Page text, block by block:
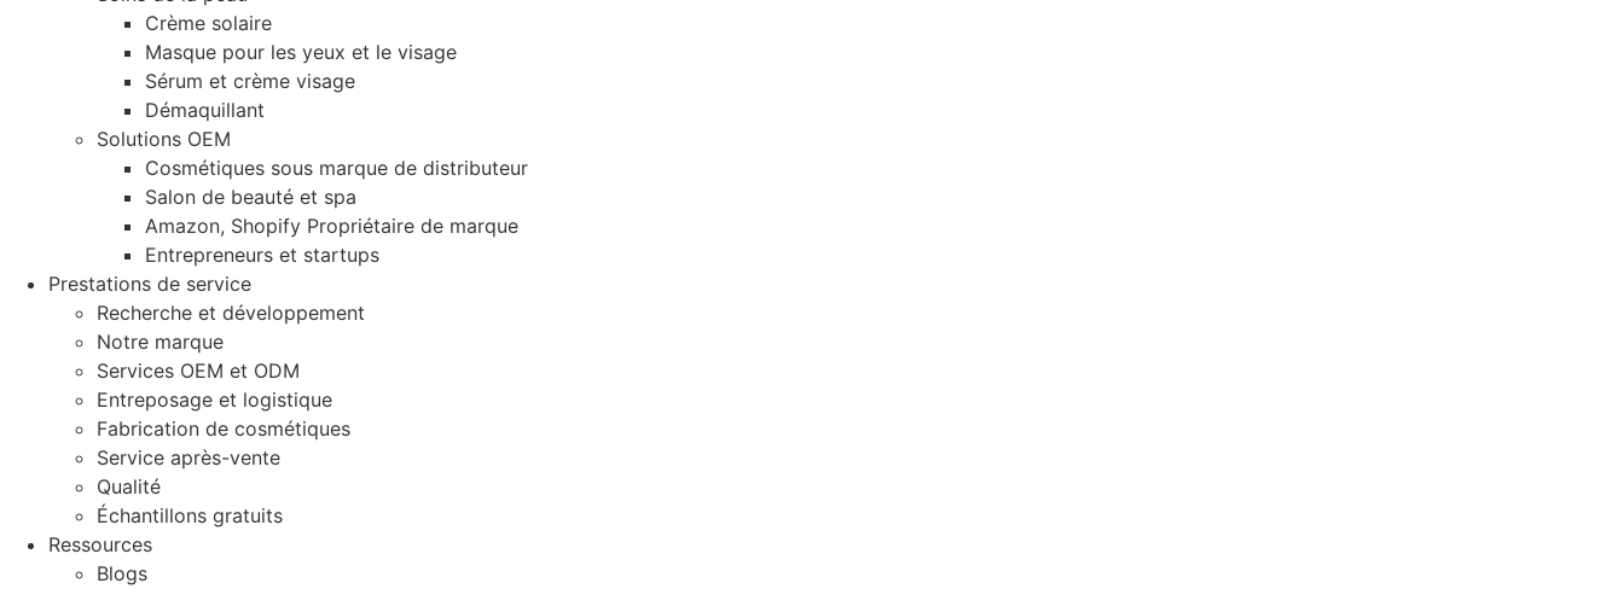
Crème solaire
Masque pour les yeux et le visage
Sérum et crème visage
Démaquillant
Solutions OEM
Cosmétiques sous marque de distributeur
Salon de beauté et spa
Amazon, Shopify Propriétaire de marque
Entrepreneurs et startups
Prestations de service
Recherche et développement
Notre marque
Services OEM et ODM
Entreposage et logistique
Fabrication de cosmétiques
Service après-vente
Qualité
Échantillons gratuits
Ressources
Blogs